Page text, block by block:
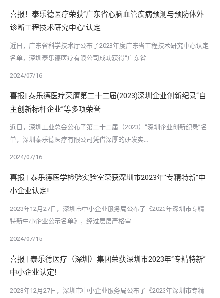
喜报！泰乐德医疗荣获“广东省心脑血管疾病预测与预防体外
诊断工程技术研究中心”认定
近日，广东省科学技术厅公布了2023年度广东省工程技术研究中心认定
名单，深圳泰乐德医疗有限公司成功获得“广东省…
2024/07/16
喜报| 泰乐德医疗荣膺第二十二届(2023)深圳企业创新纪录“自
主创新标杆企业”等多项荣誉
近日，深圳工业总会公布了第二十二届（2023）“深圳企业创新纪录”名
单，深圳泰乐德医疗有限公司凭借深厚的研发实…
2024/07/16
喜报 | 泰乐德医学检验实验室荣获深圳市2023年“专精特新”中
小企业认定!
2023年12月27日，深圳市中小企业服务局公布了《2023年深圳市专精
特新中小企业公示名单》，经过层层严格审…
2024/07/15
喜报 | 泰乐德医疗（深圳）集团荣获深圳市2023年“专精特新”
中小企业认定！
2023年12月27日，深圳市中小企业服务局公布了《2023年深圳市专精